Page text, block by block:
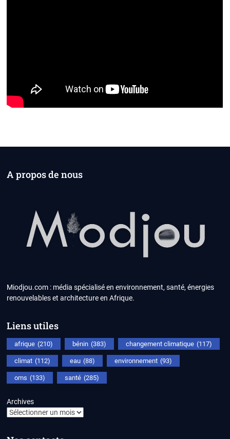
A propos de nous
Miodjou.com : média spécialisé en environnement, santé, énergies
renouvelables et architecture en Afrique.
Liens utiles
afrique (210) bénin (383) changement climatique (117)
climat (112) eau (88) environnement (93)
oms (133) santé (285)
Archives